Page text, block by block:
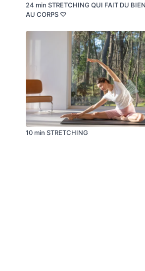
24 min STRETCHING QUI FAIT DU
AU CORPS ♡
10 min STRETCHING